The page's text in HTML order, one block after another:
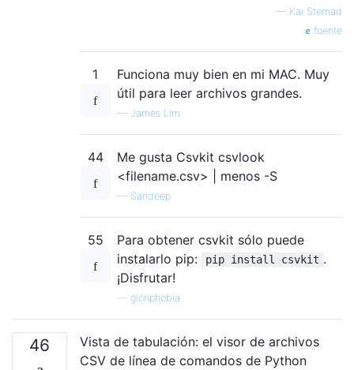
— Kai Sternad
fuente
1
Funciona muy bien en mi MAC. Muy
útil para leer archivos grandes.
— James Lim
44
Me gusta Csvkit csvlook
<filename.csv> | menos -S
— Sandeep
55
Para obtener csvkit sólo puede
instalarlo pip:
pip install csvkit .
¡Disfrutar!
gloriphobia
46
Vista de tabulación: el visor de archivos
CSV de línea de comandos de Python